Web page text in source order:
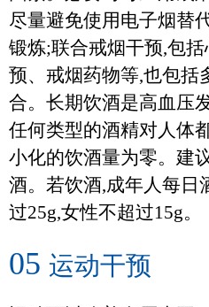
尽量避免使用电子烟替
锻炼;联合戒烟干预,包括
预、戒烟药物等,也包括
合。长期饮酒是高血压
任何类型的酒精对人体
小化的饮酒量为零。建
酒。若饮酒,成年人每日
过25g,女性不超过15g。
05 运动干预